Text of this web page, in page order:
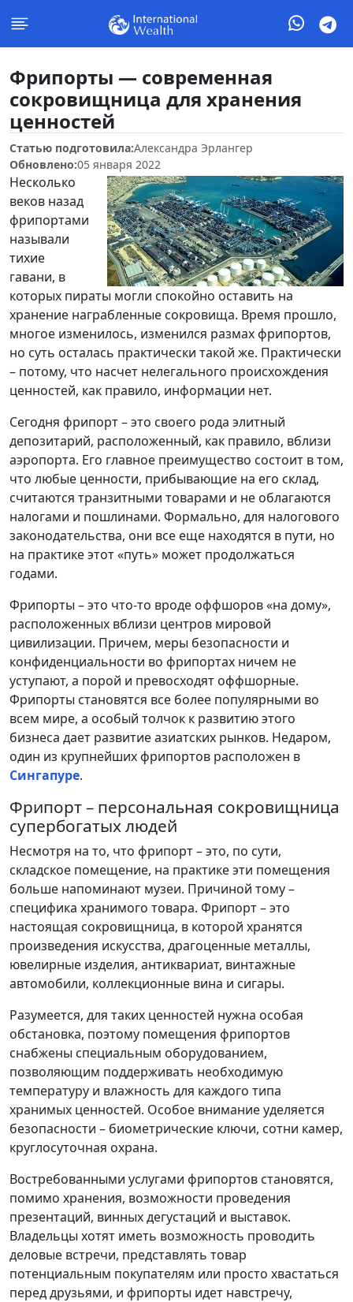
Фрипорты — современная
сокровищница для хранения
ценностей
Статью подготовила:Александра Эрлангер
Обновлено:05 января 2022
Несколько
веков назад
фрипортами
называли
тихие
гавани, в
которых пираты могли спокойно оставить на
хранение награбленные сокровища. Время прошло,
многое изменилось, изменился размах фрипортов,
но суть осталась практически такой же. Практически
– потому, что насчет нелегального происхождения
ценностей, как правило, информации нет.
Сегодня фрипорт – это своего рода элитный
депозитарий, расположенный, как правило, вблизи
аэропорта. Его главное преимущество состоит в том,
что любые ценности, прибывающие на его склад,
считаются транзитными товарами и не облагаются
налогами и пошлинами. Формально, для налогового
законодательства, они все еще находятся в пути, но
на практике этот «путь» может продолжаться
годами.
Фрипорты – это что-то вроде оффшоров «на дому»,
расположенных вблизи центров мировой
цивилизации. Причем, меры безопасности и
конфиденциальности во фрипортах ничем не
уступают, а порой и превосходят оффшорные.
Фрипорты становятся все более популярными во
всем мире, а особый толчок к развитию этого
бизнеса дает развитие азиатских рынков. Недаром,
один из крупнейших фрипортов расположен в
Сингапуре.
Фрипорт – персональная сокровищница
супербогатых людей
Несмотря на то, что фрипорт – это, по сути,
складское помещение, на практике эти помещения
больше напоминают музеи. Причиной тому –
специфика хранимого товара. Фрипорт – это
настоящая сокровищница, в которой хранятся
произведения искусства, драгоценные металлы,
ювелирные изделия, антиквариат, винтажные
автомобили, коллекционные вина и сигары.
Разумеется, для таких ценностей нужна особая
обстановка, поэтому помещения фрипортов
снабжены специальным оборудованием,
позволяющим поддерживать необходимую
температуру и влажность для каждого типа
хранимых ценностей. Особое внимание уделяется
безопасности – биометрические ключи, сотни камер,
круглосуточная охрана.
Востребованными услугами фрипортов становятся,
помимо хранения, возможности проведения
презентаций, винных дегустаций и выставок.
Владельцы хотят иметь возможность проводить
деловые встречи, представлять товар
потенциальным покупателям или просто хвастаться
перед друзьями, и фрипорты идет навстречу,